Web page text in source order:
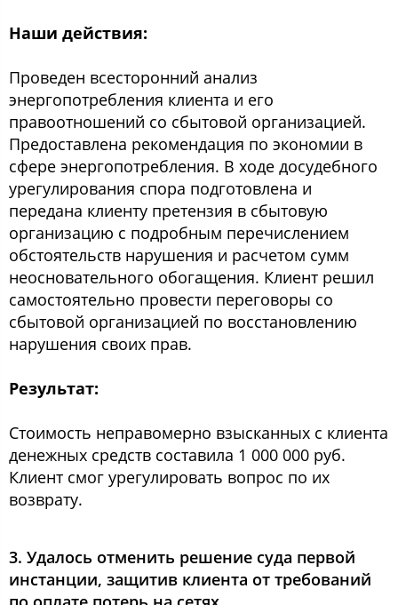
Наши действия:
Проведен всесторонний анализ
энергопотребления клиента и его
правоотношений со сбытовой организацией.
Предоставлена рекомендация по экономии в
сфере энергопотребления. В ходе досудебного
урегулирования спора подготовлена и
передана клиенту претензия в сбытовую
организацию с подробным перечислением
обстоятельств нарушения и расчетом сумм
неосновательного обогащения. Клиент решил
самостоятельно провести переговоры со
сбытовой организацией по восстановлению
нарушения своих прав.
Результат:
Стоимость неправомерно взысканных с клиента
денежных средств составила 1 000 000 руб.
Клиент смог урегулировать вопрос по их
возврату.
3. Удалось отменить решение суда первой
инстанции, защитив клиента от требований